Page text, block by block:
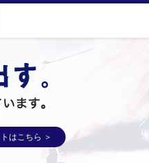
はこちら ＞